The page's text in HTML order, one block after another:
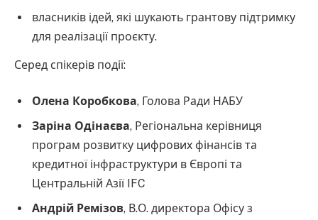
власників ідей, які шукають грантову підтримку
для реалізації проєкту.
Серед спікерів події:
Олена Коробкова, Голова Ради НАБУ
Заріна Одінаєва, Регіональна керівниця
програм розвитку цифрових фінансів та
кредитної інфраструктури в Європі та
Центральній Азії IFC
Андрій Ремізов, В.О. директора Офісу з